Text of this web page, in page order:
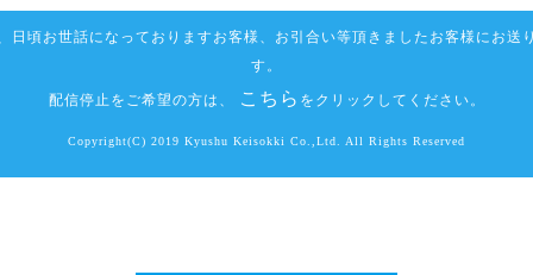
日頃お世話になっておりますお客様、お引合い等頂きましたお客様にお送
す。
配信停止をご希望の方は、 こちら をクリックしてください。
Copyright(C) 2019 Kyushu Keisokki Co.,Ltd. All Rights Reserved